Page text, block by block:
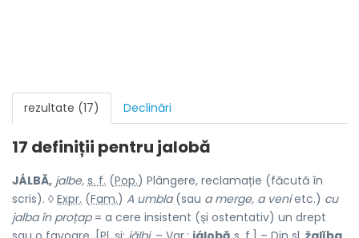
rezultate (17) Declinări
17 definiții pentru jalobă
JÁLBĂ, jalbe, s. f. (Pop.) Plângere, reclamație (făcută în
scris). ◊ Expr. (Fam.) A umbla(sau a merge, a venietc.) cu
jalba în proțap= a cere insistent (și ostentativ) un drept